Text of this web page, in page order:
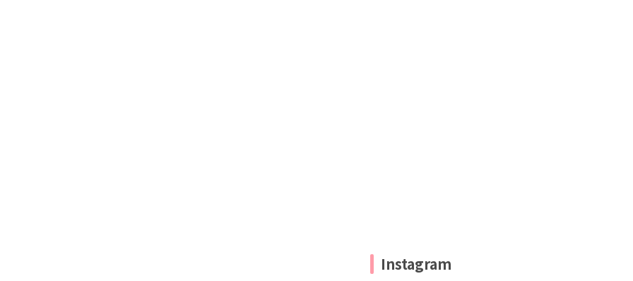
Instagram